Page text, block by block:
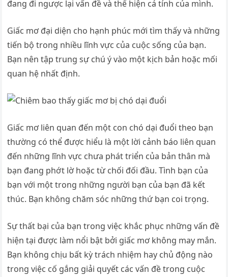
đang đi ngược lại vấn đề và thể hiện cá tính của mình.
Giấc mơ đại diện cho hạnh phúc mới tìm thấy và những
tiến bộ trong nhiều lĩnh vực của cuộc sống của bạn.
Bạn nên tập trung sự chú ý vào một kịch bản hoặc mối
quan hệ nhất định.
Giấc mơ liên quan đến một con chó dại đuổi theo bạn
thường có thể được hiểu là một lời cảnh báo liên quan
đến những lĩnh vực chưa phát triển của bản thân mà
bạn đang phớt lờ hoặc từ chối đối đầu. Tình bạn của
bạn với một trong những người bạn của bạn đã kết
thúc. Bạn không chăm sóc những thứ bạn coi trọng.
Sự thất bại của bạn trong việc khắc phục những vấn đề
hiện tại được làm nổi bật bởi giấc mơ không may mắn.
Bạn không chịu bất kỳ trách nhiệm hay chủ động nào
trong việc cố gắng giải quyết các vấn đề trong cuộc